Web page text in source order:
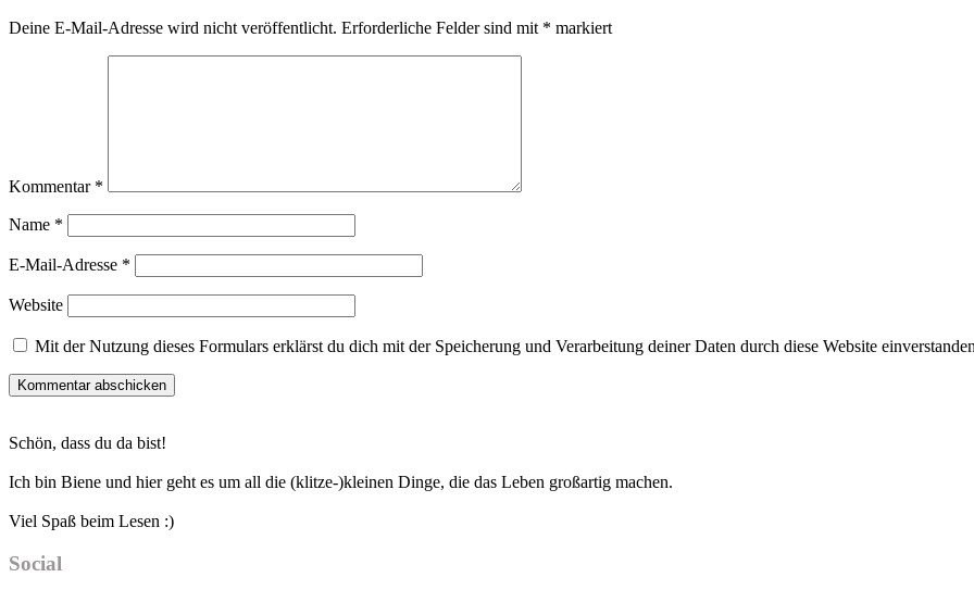
Deine E-Mail-Adresse wird nicht veröffentlicht. Erforderliche Felder sind mit * markiert
Kommentar *
Name *
E-Mail-Adresse *
Website
Mit der Nutzung dieses Formulars erklärst du dich mit der Speicherung und Verarbeitung deiner Daten durch diese Website
Sidebar
Schön, dass du da bist!
Ich bin Biene und hier geht es um all die (klitze-)kleinen Dinge, die das Leben großartig machen.
Viel Spaß beim Lesen :)
Social